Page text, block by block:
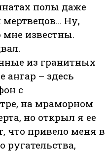
полы даже
Ну,
известны.
из гранитных
ангар – здесь
с
на мраморном
но открыл я ее
что привело меня в